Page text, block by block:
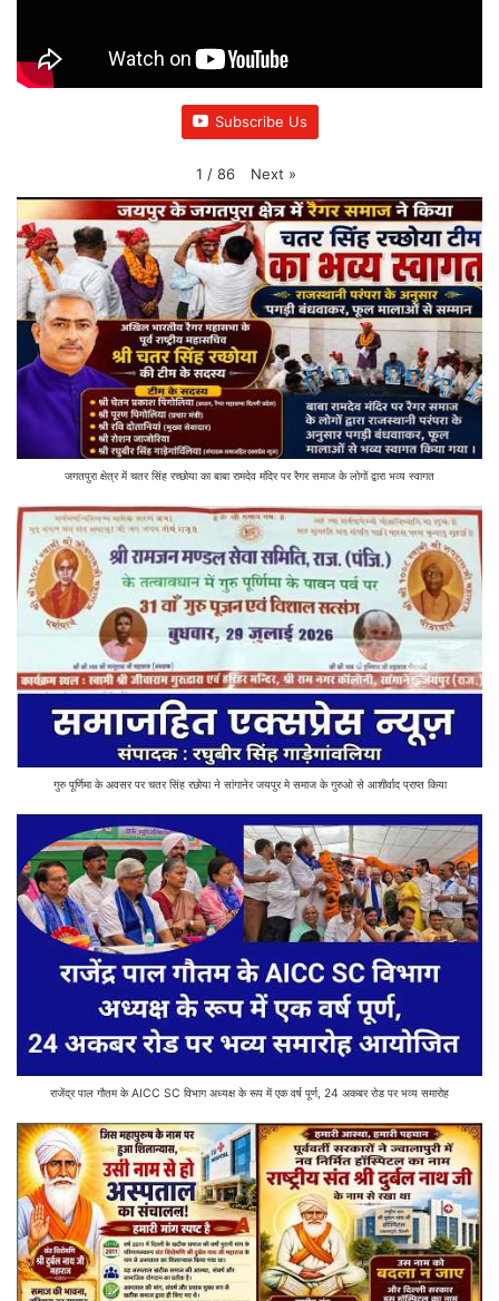
Subscribe Us
1 / 86 Next »
जगतपुरा क्षेत्र में चतर सिंह रच्छोया का बाबा रामदेव मंदिर पर रैगर समाज के लोगों द्वारा भव्य स्वागत
गुरु पूर्णिमा के अवसर पर चतर सिंह रछोया ने सांगानेर जयपुर मे समाज के गुरुओ से आशीर्वाद प्राप्त किया
राजेंद्र पाल गौतम के AICC SC विभाग अध्यक्ष के रूप में एक वर्ष पूर्ण, 24 अकबर रोड पर भव्य समारोह